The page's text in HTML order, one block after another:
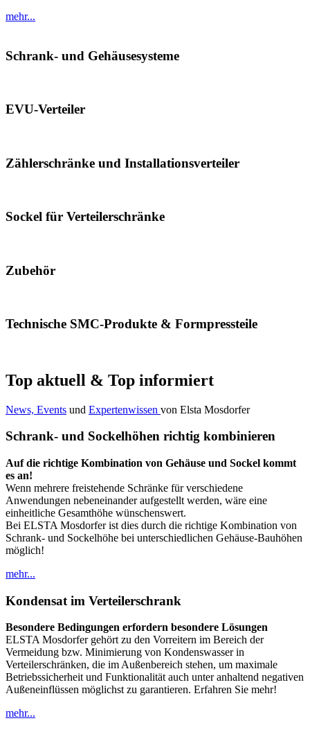
mehr...
Schrank- und Gehäusesysteme
EVU-Verteiler
Zählerschränke und Installationsverteiler
Sockel für Verteilerschränke
Zubehör
Technische SMC-Produkte & Formpressteile
Top aktuell & Top informiert
News, Events und Expertenwissen von Elsta Mosdorfer
Schrank- und Sockelhöhen richtig kombinieren
Auf die richtige Kombination von Gehäuse und Sockel kommt
es an!
Wenn mehrere freistehende Schränke für verschiedene
Anwendungen nebeneinander aufgestellt werden, wäre eine
einheitliche Gesamthöhe wünschenswert.
Bei ELSTA Mosdorfer ist dies durch die richtige Kombination von
Schrank- und Sockelhöhe bei unterschiedlichen Gehäuse-Bauhöhen
möglich!
mehr...
Kondensat im Verteilerschrank
Besondere Bedingungen erfordern besondere Lösungen
ELSTA Mosdorfer gehört zu den Vorreitern im Bereich der
Vermeidung bzw. Minimierung von Kondenswasser in
Verteilerschränken, die im Außenbereich stehen, um maximale
Betriebssicherheit und Funktionalität auch unter anhaltend negativen
Außeneinflüssen möglichst zu garantieren. Erfahren Sie mehr!
mehr...